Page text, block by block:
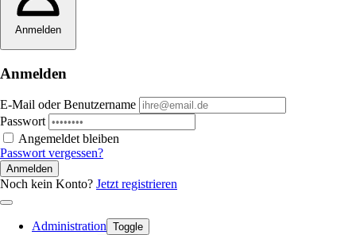
Anmelden
Anmelden
E-Mail oder Benutzername
Passwort
Angemeldet bleiben
Passwort vergessen?
Anmelden
Noch kein Konto? Jetzt registrieren
Administration Toggle